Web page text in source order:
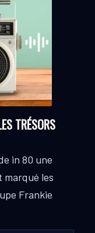
TRÉSORS
in 80 une
les
Frankie